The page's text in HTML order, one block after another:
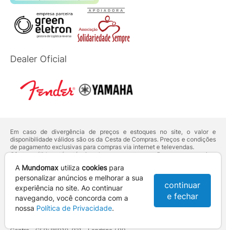
Dealer Oficial
Em caso de divergência de preços e estoques no site, o valor e
disponibilidade válidos são os da Cesta de Compras. Preços e condições
de pagamento exclusivas para compras via internet e televendas.
Ofertas válidas até o término de nossos estoques. Para compras acima
deVenda Corporativa.
Os preços apresentados no site prevalecem sobre outros anunciados em
qualquer outro meio de comunicação ou sites de buscas. Código de
Defesa do Consumidor:Lei nº 8.078.
Vendas sujeitas à confirmação de dados e análises de crédito e risco.
A Mundomax utiliza cookiespara
personalizar anúncios e melhorar a sua
experiência no site. Ao continuar
navegando, você concorda com a
nossa Política de Privacidade.
continuar
e fechar